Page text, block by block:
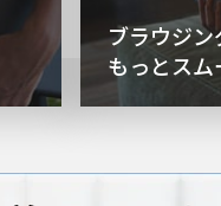
ブラウジン
もっとスム